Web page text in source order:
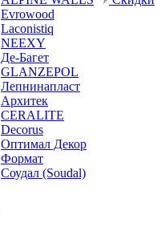
Evrowood
Laconistiq
NEEXY
Де-Багет
GLANZEPOL
Лепнинапласт
Архитек
CERALITE
Decorus
Оптимал Декор
Формат
Соудал (Soudal)